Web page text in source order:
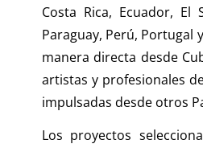
Costa Rica, Ecuador, El
Paraguay, Perú, Portugal
manera directa desde
artistas y profesionales
impulsadas desde otros
Los proyectos